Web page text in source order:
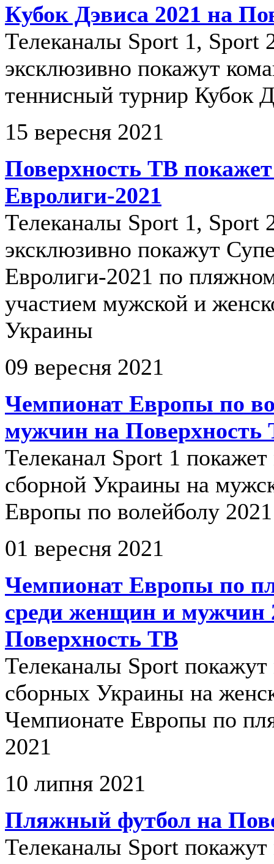
Кубок Дэвиса 2021 на
Телеканалы Sport 1, Sport
эксклюзивно покажут
теннисный турнир Кубок
15 вересня 2021
Поверхность ТВ
Евролиги-2021
Телеканалы Sport 1, Sport
эксклюзивно покажут
Евролиги-2021 по
участием мужской и
Украины
09 вересня 2021
Чемпионат Европы по
мужчин на Поверхность
Телеканал Sport 1
сборной Украины на
Европы по волейболу 2021
01 вересня 2021
Чемпионат Европы по
среди женщин и мужчин
Поверхность ТВ
Телеканалы Sport
сборных Украины на
Чемпионате Европы по
2021
10 липня 2021
Пляжный футбол на
Телеканалы Sport